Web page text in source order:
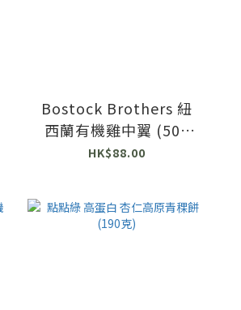
Bostock Brothers 紐
西蘭有機雞中翼 (500
克)
HK$88.00